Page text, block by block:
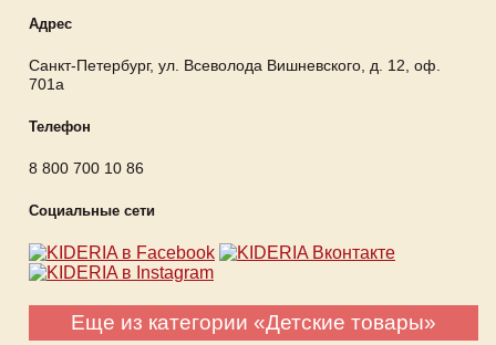
Адрес
Санкт-Петербург, ул. Всеволода Вишневского, д. 12, оф.
701а
Телефон
8 800 700 10 86
Социальные сети
Еще из категории «Детские товары»